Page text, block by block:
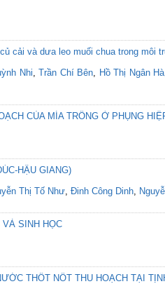
cải và dưa leo muối chua trong môi
Nhi,Trần Chí Bên, Hồ Thị Ngân Hà
CỦA MÍA TRỒNG Ở PHỤNG
HẬU GIANG)
Thị Tố Như, Đinh Công Dinh,
SINH HỌC
THỐT NỐT THU HOẠCH TẠI